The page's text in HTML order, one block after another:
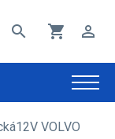
search shopping_cart perm_identity
VOLVO